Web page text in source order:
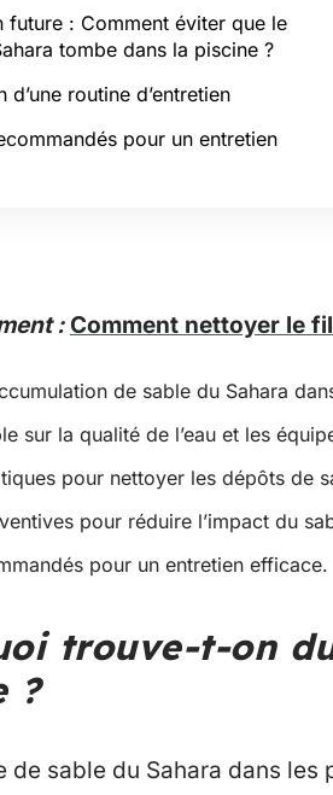
future : Comment éviter que le
tombe dans la piscine ?
d’une routine d’entretien
pour un entretien
: Comment nettoyer le
de sable du Sahara
sur la qualité de l’eau et les
pour nettoyer les dépôts de
pour réduire l’impact du
pour un entretien efficace.
trouve-t-on
?
de sable du Sahara dans les